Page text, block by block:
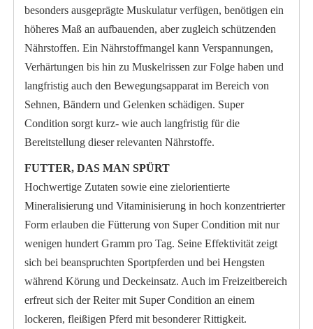
besonders ausgeprägte Muskulatur verfügen, benötigen ein
höheres Maß an aufbauenden, aber zugleich schützenden
Nährstoffen. Ein Nährstoffmangel kann Verspannungen,
Verhärtungen bis hin zu Muskelrissen zur Folge haben und
langfristig auch den Bewegungsapparat im Bereich von
Sehnen, Bändern und Gelenken schädigen. Super
Condition sorgt kurz- wie auch langfristig für die
Bereitstellung dieser relevanten Nährstoffe.
FUTTER, DAS MAN SPÜRT
Hochwertige Zutaten sowie eine zielorientierte
Mineralisierung und Vitaminisierung in hoch konzentrierter
Form erlauben die Fütterung von Super Condition mit nur
wenigen hundert Gramm pro Tag. Seine Effektivität zeigt
sich bei beanspruchten Sportpferden und bei Hengsten
während Körung und Deckeinsatz. Auch im Freizeitbereich
erfreut sich der Reiter mit Super Condition an einem
lockeren, fleißigen Pferd mit besonderer Rittigkeit.